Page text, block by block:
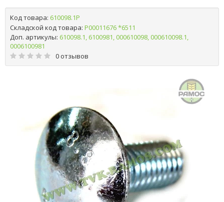
Код товара: 610098.1P
Складской код товара: Р00011676 *6511
Доп. артикулы: 610098.1, 6100981, 000610098, 000610098.1,
0006100981
0 отзывов